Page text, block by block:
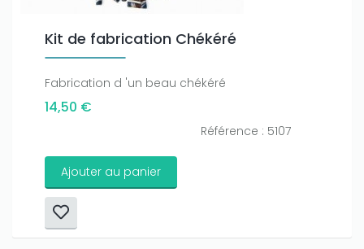
Kit de fabrication Chékéré
Fabrication d 'un beau chékéré
14,50 €
Référence : 5107
Ajouter au panier